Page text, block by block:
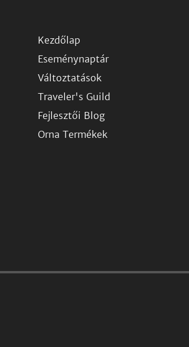
Kezdőlap
Eseménynaptár
Változtatások
Traveler's Guild
Fejlesztői Blog
Orna Termékek